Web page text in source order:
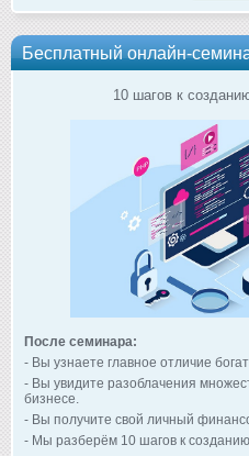
Бесплатный онлайн-
10 шагов к
После семинара:
- Вы узнаете главное отличие
- Вы увидите разоблачения
бизнесе.
- Вы получите свой личный
- Мы разберём 10 шагов к